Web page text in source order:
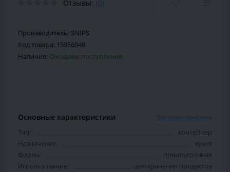
Отзывы: (0)
Производитель: SNIPS
Код товара: 15956048
Наличие: Ожидаем поступления
Основные характеристики Все характеристики
Тип:
контейнер
Назначение:
кухня
Форма:
прямоугольная
Использование:
для хранения продуктов